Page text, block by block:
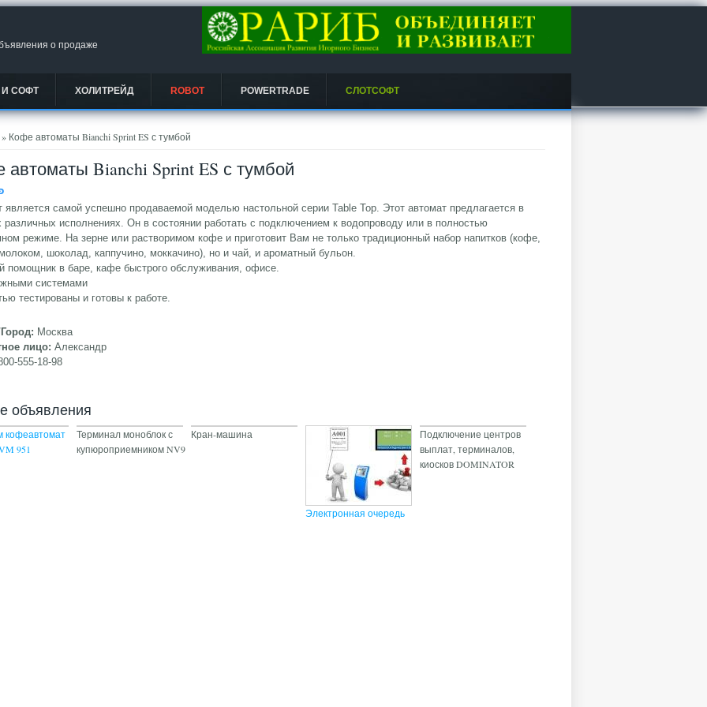
о продаже
СОФТ ХОЛИТРЕЙД ROBOT POWERTRADE СЛОТСОФТ
» Кофе автоматы Bianchi Sprint ES с тумбой
автоматы Bianchi Sprint ES с тумбой
является самой успешно продаваемой моделью настольной серии Table Top. Этот автомат предлагается в
различных исполнениях. Он в состоянии работать с подключением к водопроводу или в полностью
режиме. На зерне или растворимом кофе и приготовит Вам не только традиционный набор напитков (кофе,
шоколад, каппучино, моккачино), но и чай, и ароматный бульон.
помощник в баре, кафе быстрого обслуживания, офисе.
системами
тестированы и готовы к работе.
Москва
лицо:Александр
555-18-98
объявления
кофеавтомат
951
Терминал моноблок с
купюроприемником NV9
Кран-машина
Электронная очередь
Подключение центров
выплат, терминалов,
киосков DOMINATOR